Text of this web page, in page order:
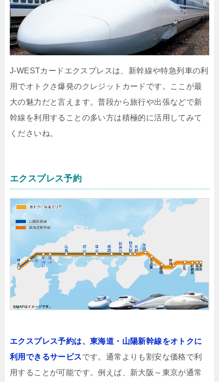
J-WESTカードエクスプレスは、新幹線や特急列車の利
用でオトクさ爆発のクレジットカードです。ここが最
大の魅力だと言えます。普段から旅行や出張などで新
幹線を利用することの多い方は積極的に活用してみて
くださいね。
エクスプレス予約
エクスプレス予約は、東海道・山陽新幹線をオトクに
利用できるサービスです。通常よりも割安な価格で利
用することが可能です。例えば、新大阪～東京が通常